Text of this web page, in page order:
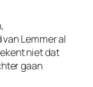
Lemmer al
niet dat
gaan